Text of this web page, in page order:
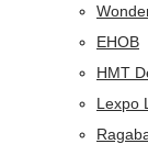
EHOB
HMT
Lexpo